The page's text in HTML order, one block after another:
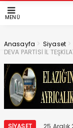
MENÜ
Anasayfa > Siyaset >
DEVA PARTİSİ İL
SIYASET 25 Aralık